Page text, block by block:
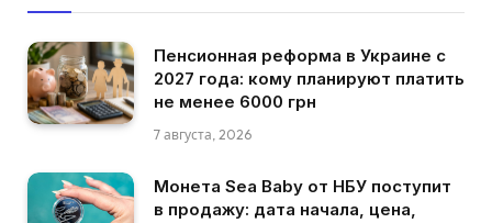
Пенсионная реформа в Украине с
2027 года: кому планируют платить
не менее 6000 грн
7 августа, 2026
Монета Sea Baby от НБУ поступит
в продажу: дата начала, цена,